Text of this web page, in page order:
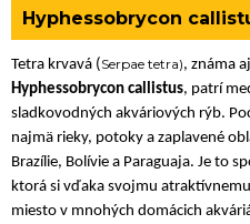
Hyphessobrycon
Tetra krvavá (Serpae tetra), známa
Hyphessobrycon callistus, patrí
sladkovodných akváriových rýb.
najmä rieky, potoky a zaplavené
Brazílie, Bolívie a Paraguaja. Je to
ktorá si vďaka svojmu
miesto v mnohých domácich